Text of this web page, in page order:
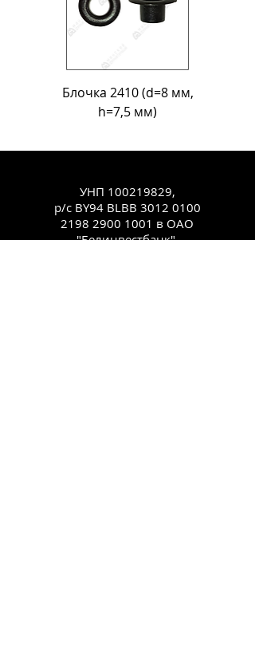
Блочка 2410 (d=8 мм,
h=7,5 мм)
УНП 100219829,
р/с BY94 BLBB 3012 0100
2198 2900 1001 в ОАО
"Белинвестбанк",